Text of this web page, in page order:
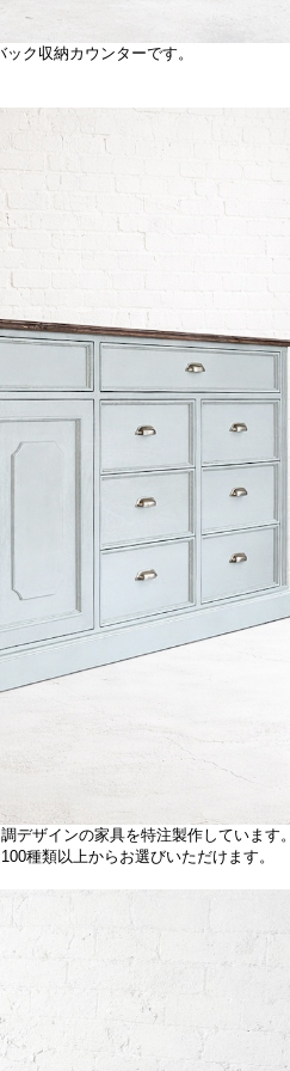
ク収納カウンターです。
デザインの家具を特注製作しています。
種類以上からお選びいただけます。